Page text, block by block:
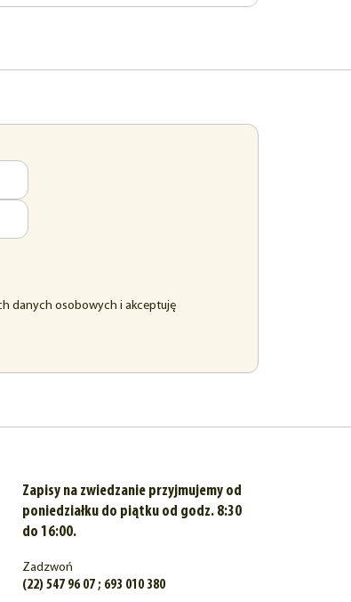
danych osobowych i akceptuję
Zapisy na zwiedzanie przyjmujemy od
poniedziałku do piątku od godz. 8:30
do 16:00.
Zadzwoń
(22) 547 96 07 ; 693 010 380